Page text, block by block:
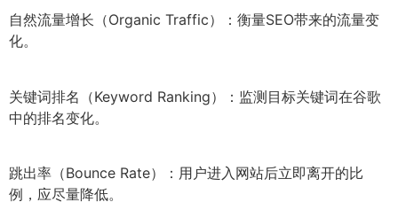
自然流量增长（Organic Traffic）：衡量SEO带来的流量变
化。
关键词排名（Keyword Ranking）：监测目标关键词在谷歌
中的排名变化。
跳出率（Bounce Rate）：用户进入网站后立即离开的比
例，应尽量降低。